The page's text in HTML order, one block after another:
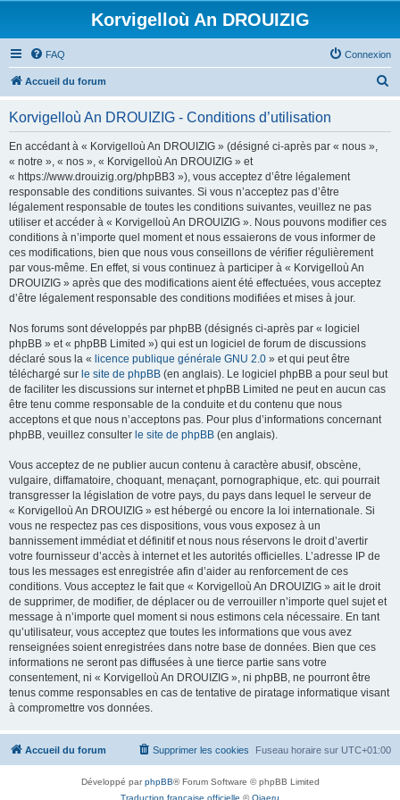
Korvigelloù An DROUIZIG
FAQ Connexion
Accueil du forum
Korvigelloù An DROUIZIG - Conditions d’utilisation
En accédant à « Korvigelloù An DROUIZIG » (désigné ci-après par « nous »,
« notre », « nos », « Korvigelloù An DROUIZIG » et
« https://www.drouizig.org/phpBB3 »), vous acceptez d’être légalement
responsable des conditions suivantes. Si vous n’acceptez pas d’être
légalement responsable de toutes les conditions suivantes, veuillez ne pas
utiliser et accéder à « Korvigelloù An DROUIZIG ». Nous pouvons modifier ces
conditions à n’importe quel moment et nous essaierons de vous informer de
ces modifications, bien que nous vous conseillons de vérifier régulièrement
par vous-même. En effet, si vous continuez à participer à « Korvigelloù An
DROUIZIG » après que des modifications aient été effectuées, vous acceptez
d’être légalement responsable des conditions modifiées et mises à jour.
Nos forums sont développés par phpBB (désignés ci-après par « logiciel
phpBB » et « phpBB Limited ») qui est un logiciel de forum de discussions
déclaré sous la « licence publique générale GNU 2.0 » et qui peut être
téléchargé sur le site de phpBB (en anglais). Le logiciel phpBB a pour seul but
de faciliter les discussions sur internet et phpBB Limited ne peut en aucun cas
être tenu comme responsable de la conduite et du contenu que nous
acceptons et que nous n’acceptons pas. Pour plus d’informations concernant
phpBB, veuillez consulter le site de phpBB (en anglais).
Vous acceptez de ne publier aucun contenu à caractère abusif, obscène,
vulgaire, diffamatoire, choquant, menaçant, pornographique, etc. qui pourrait
transgresser la législation de votre pays, du pays dans lequel le serveur de
« Korvigelloù An DROUIZIG » est hébergé ou encore la loi internationale. Si
vous ne respectez pas ces dispositions, vous vous exposez à un
bannissement immédiat et définitif et nous nous réservons le droit d’avertir
votre fournisseur d’accès à internet et les autorités officielles. L’adresse IP de
tous les messages est enregistrée afin d’aider au renforcement de ces
conditions. Vous acceptez le fait que « Korvigelloù An DROUIZIG » ait le droit
de supprimer, de modifier, de déplacer ou de verrouiller n’importe quel sujet et
message à n’importe quel moment si nous estimons cela nécessaire. En tant
qu’utilisateur, vous acceptez que toutes les informations que vous avez
renseignées soient enregistrées dans notre base de données. Bien que ces
informations ne seront pas diffusées à une tierce partie sans votre
consentement, ni « Korvigelloù An DROUIZIG », ni phpBB, ne pourront être
tenus comme responsables en cas de tentative de piratage informatique visant
à compromettre vos données.
Accueil du forum Fuseau horaire sur UTC+01:00
Supprimer les cookies
Développé parphpBB® Forum Software © phpBB Limited
Traduction française officielle ©Qiaeru